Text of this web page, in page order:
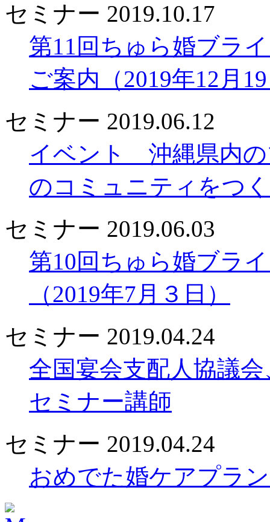
セミナー 2019.10.17
第11回ちゅら婚ブラ
ご案内（2019年12月
セミナー 2019.06.12
イベント 沖縄県内の
のコミュニティをつ
セミナー 2019.06.03
第10回ちゅら婚ブラ
（2019年7月３日）
セミナー 2019.04.24
全国宴会支配人協議
セミナー講師
セミナー 2019.04.24
おめでた婚ケアプラ